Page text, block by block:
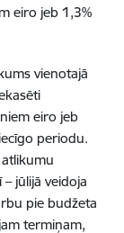
eiro jeb 1,3%
vienotajā
eiro jeb
periodu.
jūlijā veidoja
pie budžeta
termiņam,